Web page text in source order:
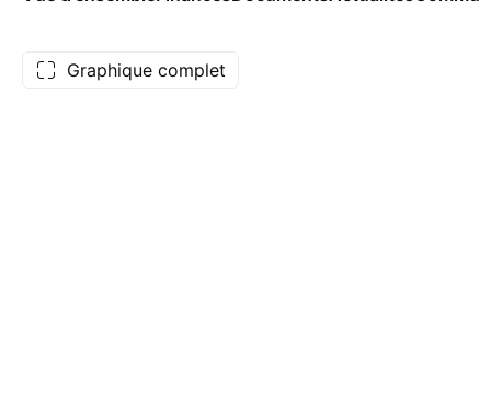
Graphique complet